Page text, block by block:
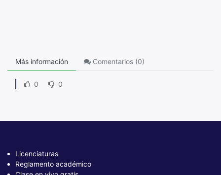
Más información Comentarios (0)
0 0
Licenciaturas
Reglamento académico